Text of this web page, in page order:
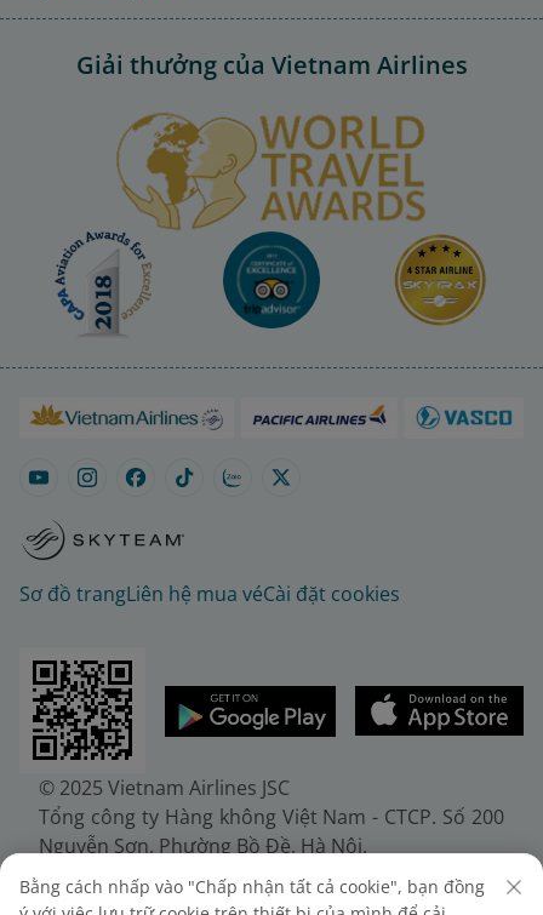
Giải thưởng của Vietnam Airlines
Sơ đồ trangLiên hệ mua véCài đặt cookies
© 2025 Vietnam Airlines JSC
Tổng công ty Hàng không Việt Nam - CTCP. Số 200
Nguyễn Sơn, Phường Bồ Đề, Hà Nội.
Điện thoại: (+84-24) 38272289. Fax: (+84-24)
38722375
Bằng cách nhấp vào "Chấp nhận tất cả cookie", bạn đồng